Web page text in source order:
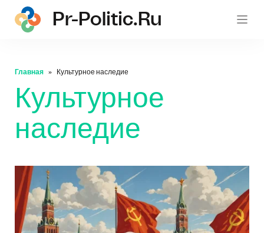
pr-
Pr-Politic.ru
Главная Культурное наследие
Культурное
наследие